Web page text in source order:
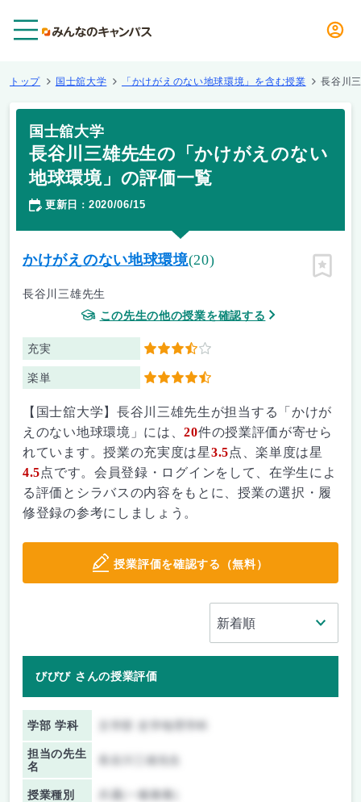
トップ 国士舘大学 「かけがえのない地球環境」を含む授業 長谷川
国士舘大学
長谷川三雄先生の「かけがえのない
地球環境」の評価一覧
更新日 ： 2020/06/15
かけがえのない地球環境(20)
長谷川三雄先生
この先生の他の授業を確認する
充実 3.5
楽単 4.5
ピン留
【国士舘大学】長谷川三雄先生が担当する「かけが
えのない地球環境」には、20件の授業評価が寄せら
れています。授業の充実度は星3.5点、楽単度は星
4.5点です。会員登録・ログインをして、在学生によ
る評価とシラバスの内容をもとに、授業の選択・履
修登録の参考にしましょう。
授業評価を確認する（無料）
びびび さんの授業評価
学部 学科
担当の先生
名
授業種別 共通(一般教養)